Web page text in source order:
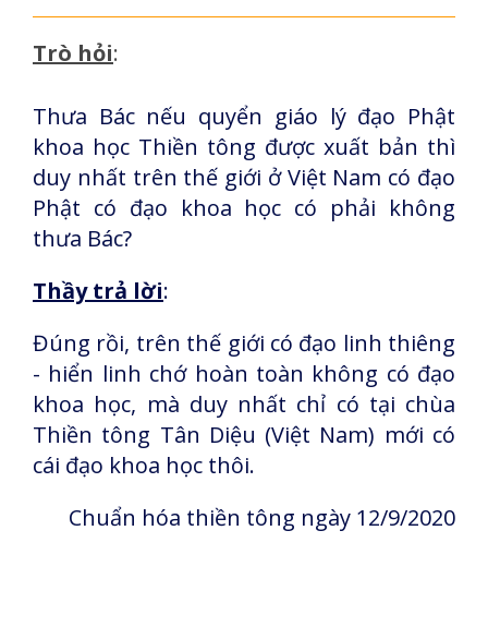
Trò hỏi:
Thưa Bác nếu quyển giáo lý đạo Phật
khoa học Thiền tông được xuất bản thì
duy nhất trên thế giới ở Việt Nam có đạo
Phật có đạo khoa học có phải không
thưa Bác?
Thầy trả lời:
Đúng rồi, trên thế giới có đạo linh thiêng
- hiển linh chớ hoàn toàn không có đạo
khoa học, mà duy nhất chỉ có tại chùa
Thiền tông Tân Diệu (Việt Nam) mới có
cái đạo khoa học thôi.
Chuẩn hóa thiền tông ngày 12/9/2020